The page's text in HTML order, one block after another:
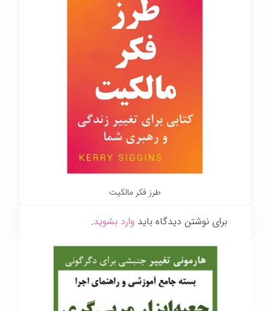
طرز فکر مالکیت
برای نوشتن دیدگاه باید وارد بشوید.